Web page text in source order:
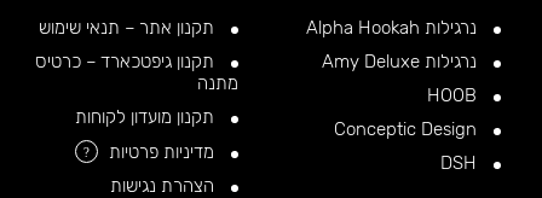
נרגילות Alpha Hookah
נרגילות Amy Deluxe
תקנון אתר – תנאי שימוש
תקנון גיפטכארד – כרטיס
מתנה
תקנון מועדון לקוחות
מדיניות פרטיות
?
הצהרת נגישות